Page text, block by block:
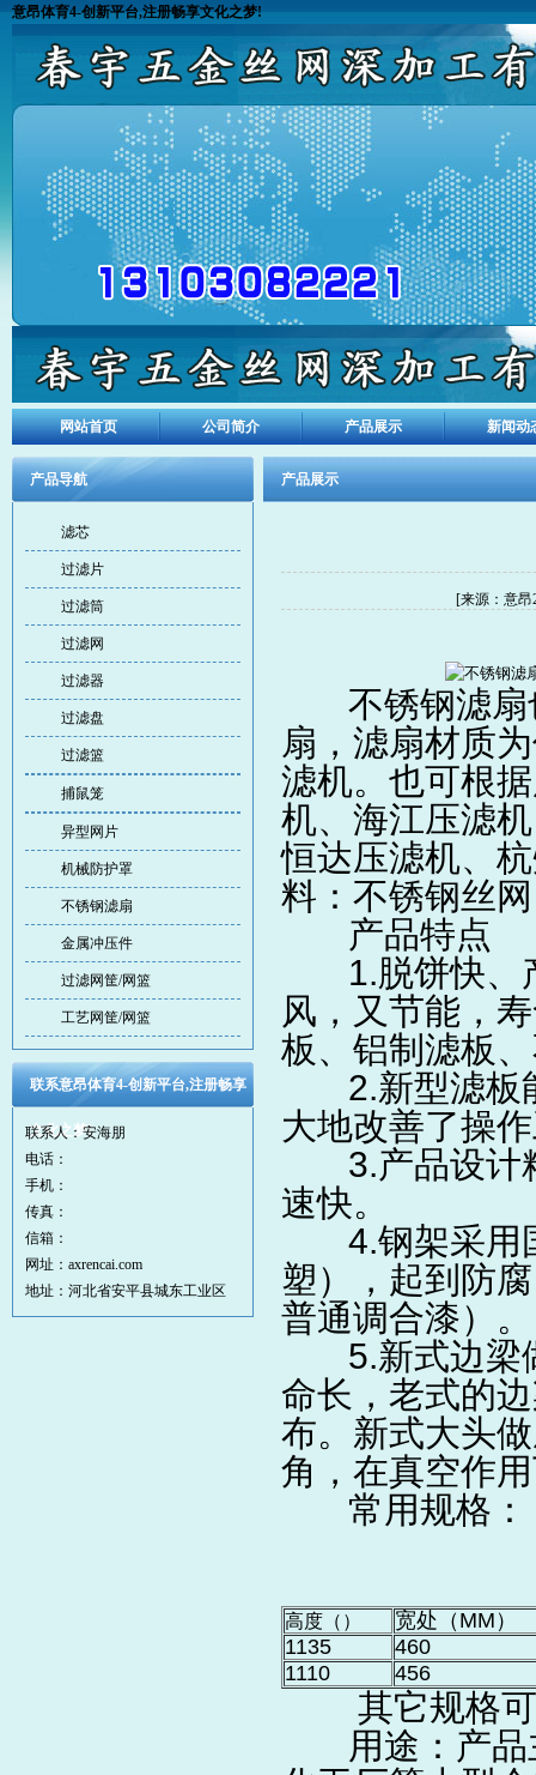
意昂体育4-创新平台,注册畅享文化之梦!
网站首页 公司简介 产品展示 新闻动
产品导航
滤芯
过滤片
过滤筒
过滤网
过滤器
过滤盘
过滤篮
捕鼠笼
异型网片
机械防护罩
不锈钢滤扇
金属冲压件
过滤网筐/网篮
工艺网筐/网篮
联系意昂体育4-创新平台,注册畅享
文化之梦!
联系人：安海朋
电话：
手机：
传真：
信箱：
网址：axrencai.com
地址：河北省安平县城东工业区
产品展示
[来源：意
不锈钢滤扇
扇，滤扇材质
滤机。也可根
机、海江压滤
恒达压滤机、
料：不锈钢丝
产品特点
1.脱饼快、产
风，又节能，
板、铝制滤板
2.新型滤板能
大地改善了操
3.产品设计精
速快。
4.钢架采用
塑），起到防
普通调合漆）。
5.新式边梁做
命长，老式的
布。新式大头
角，在真空作
常用规格：
高度（）
宽处（MM）
1135
460
1110
456
其它规格可
用途：产品